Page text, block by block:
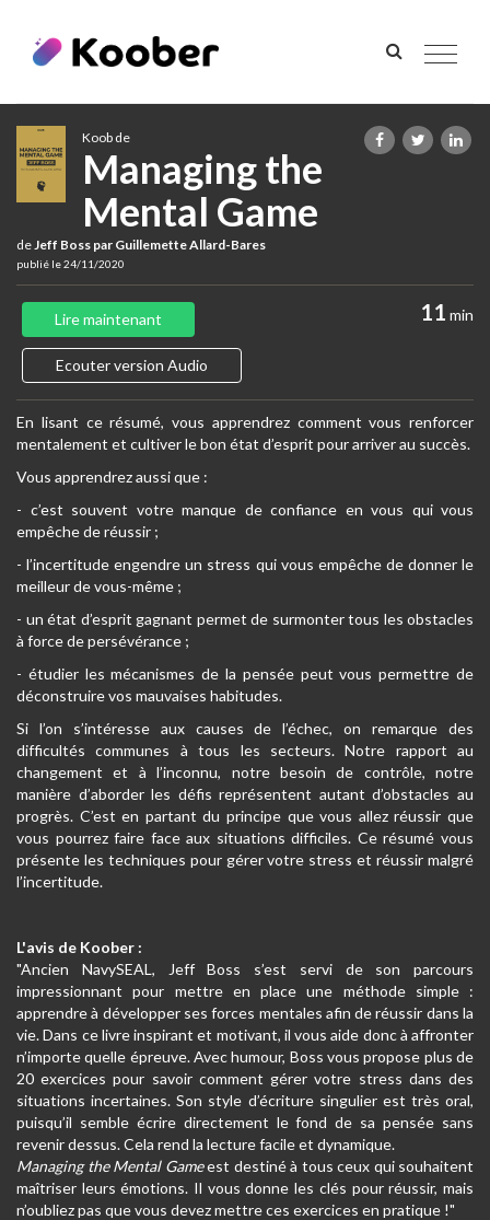
Toggle
Koob de
Managing the
Mental Game
deJeff Boss par Guillemette Allard-Bares
publié le 24/11/2020
11 min
Lire maintenant
Ecouter version Audio
En lisant ce résumé, vous apprendrez comment vous renforcer
mentalement et cultiver le bon état d’esprit pour arriver au succès.
Vous apprendrez aussi que :
- c’est souvent votre manque de confiance en vous qui vous
empêche de réussir ;
- l’incertitude engendre un stress qui vous empêche de donner le
meilleur de vous-même ;
- un état d’esprit gagnant permet de surmonter tous les obstacles
à force de persévérance ;
- étudier les mécanismes de la pensée peut vous permettre de
déconstruire vos mauvaises habitudes.
Si l’on s’intéresse aux causes de l’échec, on remarque des
difficultés communes à tous les secteurs. Notre rapport au
changement et à l’inconnu, notre besoin de contrôle, notre
manière d’aborder les défis représentent autant d’obstacles au
progrès. C’est en partant du principe que vous allez réussir que
vous pourrez faire face aux situations difficiles. Ce résumé vous
présente les techniques pour gérer votre stress et réussir malgré
l’incertitude.
L'avis de Koober :
"Ancien NavySEAL, Jeff Boss s’est servi de son parcours
impressionnant pour mettre en place une méthode simple :
apprendre à développer ses forces mentales afin de réussir dans la
vie. Dans ce livre inspirant et motivant, il vous aide donc à affronter
n’importe quelle épreuve. Avec humour, Boss vous propose plus de
20 exercices pour savoir comment gérer votre stress dans des
situations incertaines. Son style d’écriture singulier est très oral,
puisqu’il semble écrire directement le fond de sa pensée sans
revenir dessus. Cela rend la lecture facile et dynamique.
Managing the Mental Gameest destiné à tous ceux qui souhaitent
maîtriser leurs émotions. Il vous donne les clés pour réussir, mais
n’oubliez pas que vous devez mettre ces exercices en pratique !"